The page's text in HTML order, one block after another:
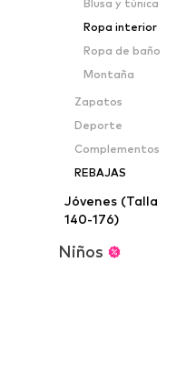
Blusa y túnica
Ropa interior
Ropa de baño
Montaña
Zapatos
Deporte
Complementos
REBAJAS
Jóvenes (Talla
140-176)
Niños